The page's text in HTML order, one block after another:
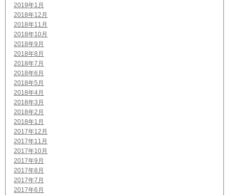
2019年1月
2018年12月
2018年11月
2018年10月
2018年9月
2018年8月
2018年7月
2018年6月
2018年5月
2018年4月
2018年3月
2018年2月
2018年1月
2017年12月
2017年11月
2017年10月
2017年9月
2017年8月
2017年7月
2017年6月